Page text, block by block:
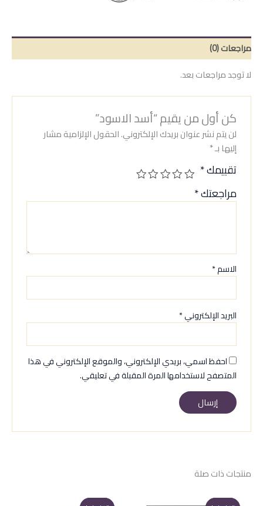
مراجعات (0)
لا توجد مراجعات بعد.
كن أول من يقيم “أسد الاسود”
لن يتم نشر عنوان بريدك الإلكتروني.الحقول الإلزامية مشار
إليها بـ*
تقييمك*
مراجعتك*
الاسم*
البريد الإلكتروني*
احفظ اسمي، بريدي الإلكتروني، والموقع الإلكتروني في هذا
المتصفح لاستخدامها المرة المقبلة في تعليقي.
منتجات ذات صلة